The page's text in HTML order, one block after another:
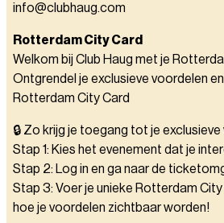
info@clubhaug.com
Rotterdam City Card
Welkom bij Club Haug met je
Ontgrendel je exclusieve voordelen
Rotterdam City Card
🔒 Zo krijg je toegang tot je exclusieve
Stap 1: Kies het evenement dat je
Stap 2: Log in en ga naar de
Stap 3: Voer je unieke Rotterdam
hoe je voordelen zichtbaar worden!